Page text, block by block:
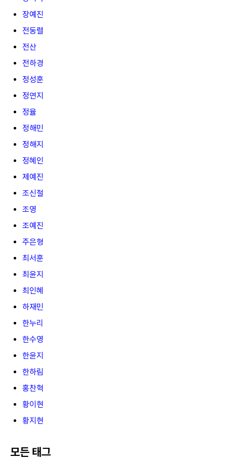
장예진
전동렬
전산
전하경
정성훈
정연지
정율
정해민
정해지
정혜인
제예진
조신철
조영
조예진
주은형
최서훈
최윤지
최인혜
하재민
한누리
한수영
한윤지
한하림
홍찬혁
황이현
황지현
모든 태그